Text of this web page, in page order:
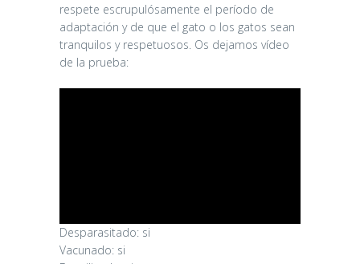
respete escrupulósamente el período de
adaptación y de que el gato o los gatos sean
tranquilos y respetuosos. Os dejamos vídeo
de la prueba:
Desparasitado: si
Vacunado: si